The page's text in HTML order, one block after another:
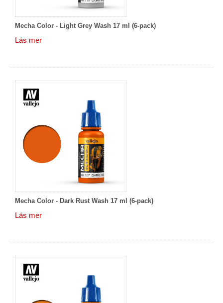
Mecha Color - Light Grey Wash 17 ml (6-pack)
Läs mer
Mecha Color - Dark Rust Wash 17 ml (6-pack)
Läs mer